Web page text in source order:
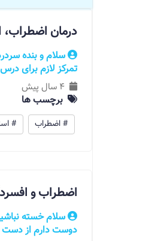
درمان اضطراب،
سلام و بنده
تمرکز لازم برای
4 سال پیش
برچسب ها
# اضطراب #
اضطراب و
سلام خسته
دوست دارم از دست